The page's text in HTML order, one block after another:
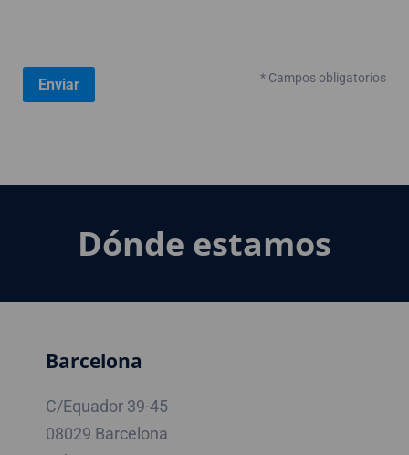
* Campos obligatorios
Dónde estamos
Barcelona
C/Equador 39-45
08029 Barcelona